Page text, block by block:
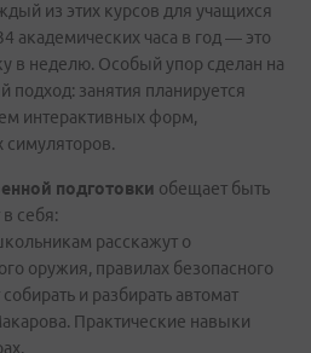
из этих курсов для учащихся
академических часа в год — это
в неделю. Особый упор сделан на
подход: занятия планируется
интерактивных форм,
симуляторов.
подготовки обещает быть
себя:
расскажут о
оружия, правилах безопасного
и разбирать автомат
Практические навыки